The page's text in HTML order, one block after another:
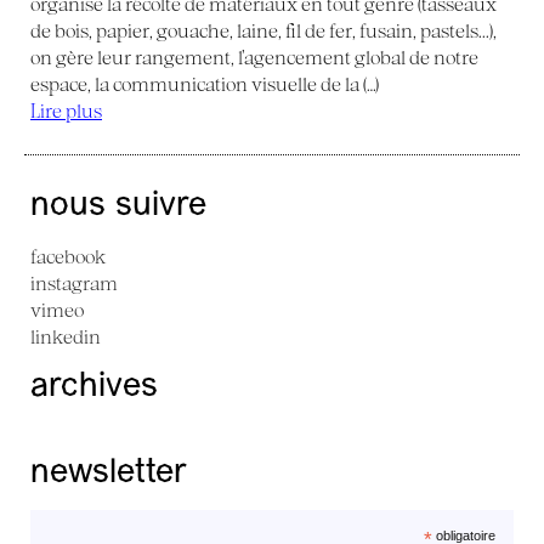
de bois, papier, gouache, laine, fil de fer, fusain, pastels...),
on gère leur rangement, l’agencement global de notre
espace, la communication visuelle de la (…)
Lire plus
nous suivre
facebook
instagram
vimeo
linkedin
archives
newsletter
*obligatoire